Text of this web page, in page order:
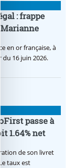
: frappe
Marianne
en or française, à
du 16 juin 2026.
passe à
1.64% net
de son livret
taux est